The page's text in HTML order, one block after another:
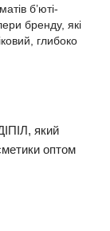
б’юті-
бренду, які
глибоко
який
оптом